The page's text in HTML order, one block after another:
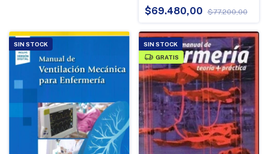
$69.480,00 $77.200,00
SIN STOCK
SIN STOCK
GRATIS